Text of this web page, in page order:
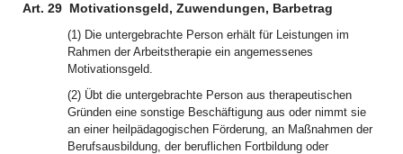
Art. 29 Motivationsgeld, Zuwendungen, Barbetrag
(1) Die untergebrachte Person erhält für Leistungen im
Rahmen der Arbeitstherapie ein angemessenes
Motivationsgeld.
(2) Übt die untergebrachte Person aus therapeutischen
Gründen eine sonstige Beschäftigung aus oder nimmt sie
an einer heilpädagogischen Förderung, an Maßnahmen der
Berufsausbildung, der beruflichen Fortbildung oder